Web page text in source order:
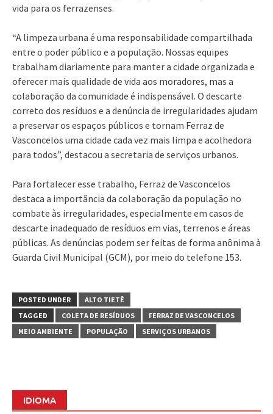
vida para os ferrazenses.
“A limpeza urbana é uma responsabilidade compartilhada
entre o poder público e a população. Nossas equipes
trabalham diariamente para manter a cidade organizada e
oferecer mais qualidade de vida aos moradores, mas a
colaboração da comunidade é indispensável. O descarte
correto dos resíduos e a denúncia de irregularidades ajudam
a preservar os espaços públicos e tornam Ferraz de
Vasconcelos uma cidade cada vez mais limpa e acolhedora
para todos”, destacou a secretaria de serviços urbanos.
Para fortalecer esse trabalho, Ferraz de Vasconcelos
destaca a importância da colaboração da população no
combate às irregularidades, especialmente em casos de
descarte inadequado de resíduos em vias, terrenos e áreas
públicas. As denúncias podem ser feitas de forma anônima à
Guarda Civil Municipal (GCM), por meio do telefone 153.
POSTED UNDER
ALTO TIETÊ
TAGGED
COLETA DE RESÍDUOS
FERRAZ DE VASCONCELOS
MEIO AMBIENTE
POPULAÇÃO SERVIÇOS URBANOS
IDIOMA